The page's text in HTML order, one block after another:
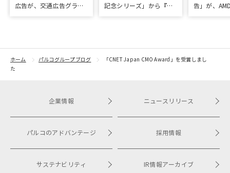
広告が、交通広告グラン
記念シリーズ」から『ラ
告」が、
ホーム パルコグループブログ
「CNET Japan CMO Award」を受賞しまし
た
企業情報
パルコのアドバンテージ
サステナビリティ
ニュースリリース
採用情報
IR情報アーカイブ